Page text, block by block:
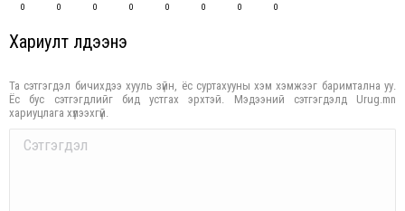
0 0 0 0 0 0 0 0
Хариулт үлдээнэ үү
Та сэтгэгдэл бичихдээ хууль зүйн, ёс суртахууны хэм хэмжээг баримтална уу.
Ёс бус сэтгэгдлийг бид устгах эрхтэй. Мэдээний сэтгэгдэлд Urug.mn
хариуцлага хүлээхгүй.
Comment